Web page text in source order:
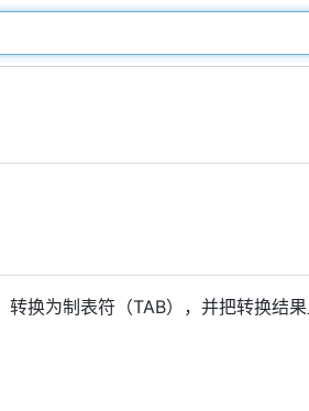
换为制表符（TAB），并把转换结